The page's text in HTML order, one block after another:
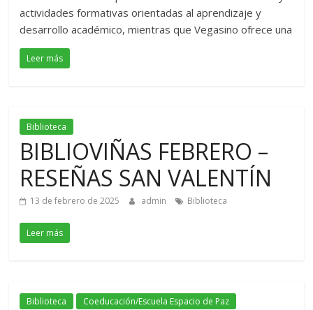
actividades formativas orientadas al aprendizaje y
desarrollo académico, mientras que Vegasino ofrece una
Leer más
Biblioteca
BIBLIOVIÑAS FEBRERO –
RESEÑAS SAN VALENTÍN
13 de febrero de 2025 admin Biblioteca
Leer más
Biblioteca Coeducación/Escuela Espacio de Paz